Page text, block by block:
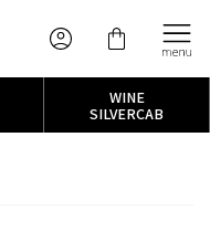
WINE
SILVERCAB